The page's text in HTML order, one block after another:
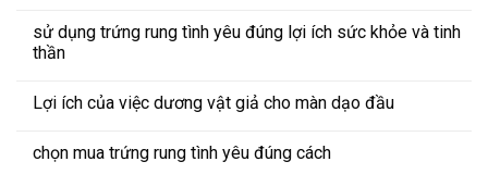
sử dụng trứng rung tình yêu đúng lợi ích sức khỏe và tinh
thần
Lợi ích của việc dương vật giả cho màn dạo đầu
chọn mua trứng rung tình yêu đúng cách